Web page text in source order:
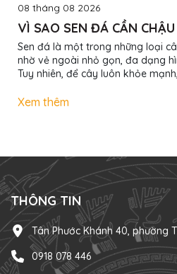
08 tháng 08 2026
VÌ SAO SEN ĐÁ CẦN
Sen đá là một trong những loại
nhờ vẻ ngoài nhỏ gọn, đa dạng
Tuy nhiên, để cây luôn khỏe
vai trò rất quan trọng. Trong đó,
thông qua thành chậu....
Xem thêm
THÔNG TIN
Tân Phước Khánh 40, phường
0918 078 446